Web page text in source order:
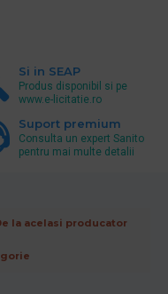
Si in SEAP
Produs disponibil si pe
www.e-licitatie.ro
Suport premium
Consulta un expert Sanito
pentru mai multe detalii
la acelasi producator